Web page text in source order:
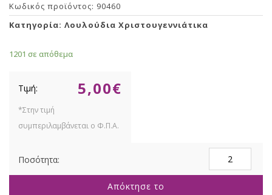
Κωδικός προϊόντος: 90460
Κατηγορία: Λουλούδια Χριστουγεννιάτικα
1201 σε απόθεμα
5,00€
ΚΡΕΜΑΣΤΟ
ΚΛΑΔΙ
Απόκτησε το